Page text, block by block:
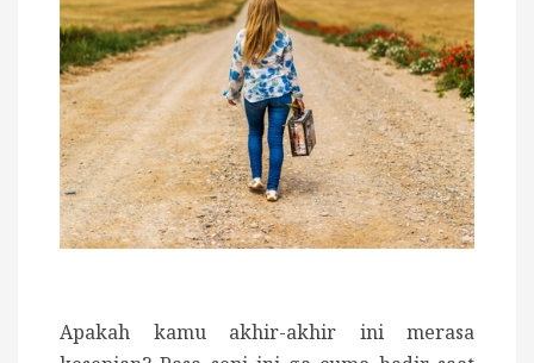
Apakah kamu akhir-akhir ini merasa